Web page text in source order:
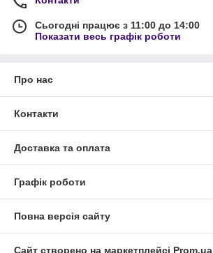
Сьогодні працює з 11:00 до 14:00
Показати весь графік роботи
Про нас
Контакти
Доставка та оплата
Графік роботи
Повна версія сайту
Сайт створено на маркетплейсі Prom.ua